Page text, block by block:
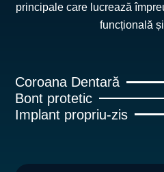
principale care lucrează
funcțională
Coroana Dentară
Bont protetic
Implant propriu-zis